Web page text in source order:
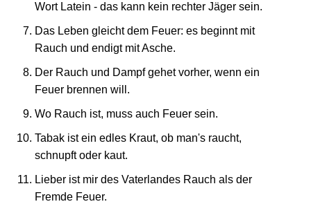
Wort Latein - das kann kein rechter Jäger sein.
Das Leben gleicht dem Feuer: es beginnt mit
Rauch und endigt mit Asche.
Der Rauch und Dampf gehet vorher, wenn ein
Feuer brennen will.
Wo Rauch ist, muss auch Feuer sein.
Tabak ist ein edles Kraut, ob man's raucht,
schnupft oder kaut.
Lieber ist mir des Vaterlandes Rauch als der
Fremde Feuer.